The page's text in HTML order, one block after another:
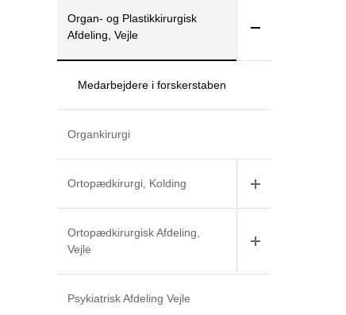
Organ- og Plastikkirurgisk
Afdeling, Vejle
Medarbejdere i forskerstaben
Organkirurgi
Ortopædkirurgi, Kolding
Ortopædkirurgisk Afdeling,
Vejle
Psykiatrisk Afdeling Vejle